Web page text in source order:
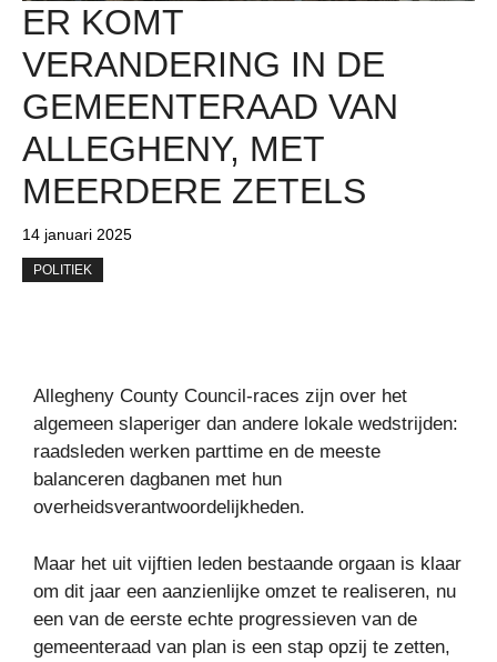
ER KOMT
VERANDERING IN DE
GEMEENTERAAD VAN
ALLEGHENY, MET
MEERDERE ZETELS
14 januari 2025
POLITIEK
Allegheny County Council-races zijn over het
algemeen slaperiger dan andere lokale wedstrijden:
raadsleden werken parttime en de meeste
balanceren dagbanen met hun
overheidsverantwoordelijkheden.
Maar het uit vijftien leden bestaande orgaan is klaar
om dit jaar een aanzienlijke omzet te realiseren, nu
een van de eerste echte progressieven van de
gemeenteraad van plan is een stap opzij te zetten,